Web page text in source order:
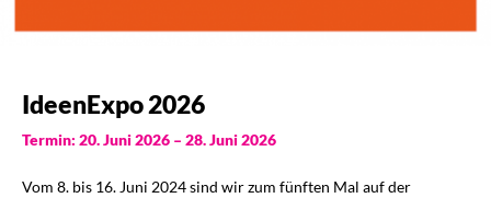
IdeenExpo 2026
Termin: 20. Juni 2026 – 28. Juni 2026
Vom 8. bis 16. Juni 2024 sind wir zum fünften Mal auf der